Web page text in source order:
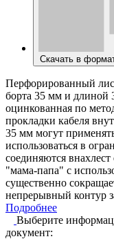
Скачать в
Перфорированный
борта 35 мм и длиной
оцинкованная по
прокладки кабеля
35 мм могут
использоваться в
соединяются
"мама-папа" с
существенно
непрерывный контур
Подробнее
Выберите
документ: